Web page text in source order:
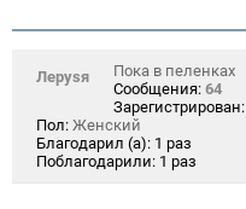
Лeрysя
Пока в пеленках
Сообщения: 64
Зарегистрирован:
Пол: Женский
Благодарил (а): 1 раз
Поблагодарили: 1 раз